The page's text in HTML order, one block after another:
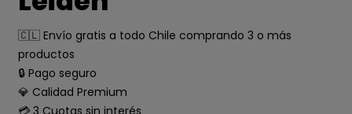
🇨🇱 Envío gratis a todo Chile comprando 3 o más
productos
🔒 Pago seguro
💎 Calidad Premium